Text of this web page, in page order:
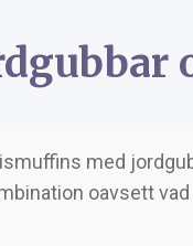
med
oavsett vad